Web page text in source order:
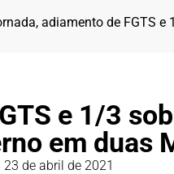
adiamento de FGTS
e 1/3
em duas
23 de abril de 2021